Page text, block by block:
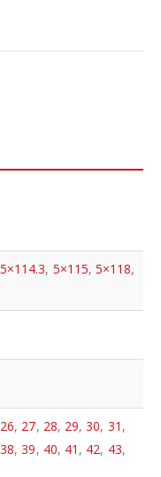
5×114.3, 5×115,5×118,
26, 27, 28, 29,30, 31 ,
38,39, 40, 41 , 42, 43,